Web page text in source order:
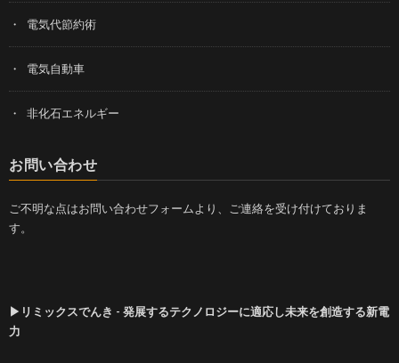
電気代節約術
電気自動車
非化石エネルギー
お問い合わせ
ご不明な点はお問い合わせフォームより、ご連絡を受け付けておりま
す。
▶リミックスでんき - 発展するテクノロジーに適応し未来を創造する新電
力